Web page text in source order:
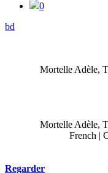
0
bd
Mortelle Adèle,
Mortelle Adèle,
French |
Regarder